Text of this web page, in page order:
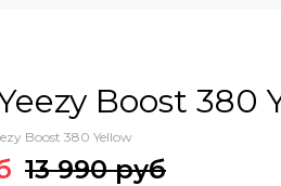
Boost 380
Boost 380 Yellow
13 990 руб